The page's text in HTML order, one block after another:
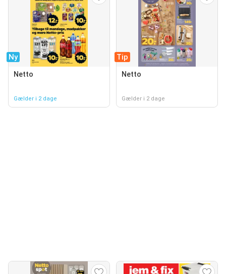
Ny
Netto
Gælder i 2 dage
Tip
Netto
Gælder i 2 dage